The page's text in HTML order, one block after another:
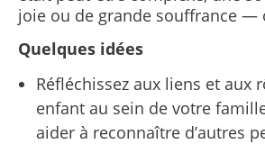
joie ou de grande souffrance —
Quelques idées
Réfléchissez aux liens et aux
enfant au sein de votre
aider à reconnaître d’autres